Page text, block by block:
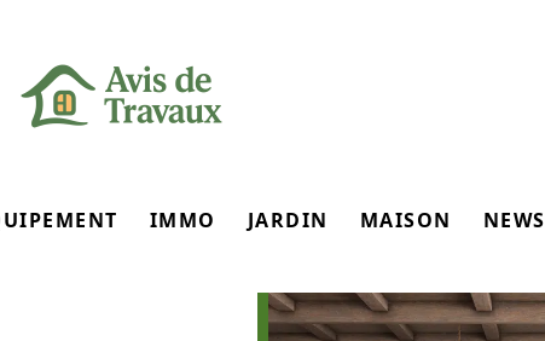
IMMO JARDIN MAISON NEWS